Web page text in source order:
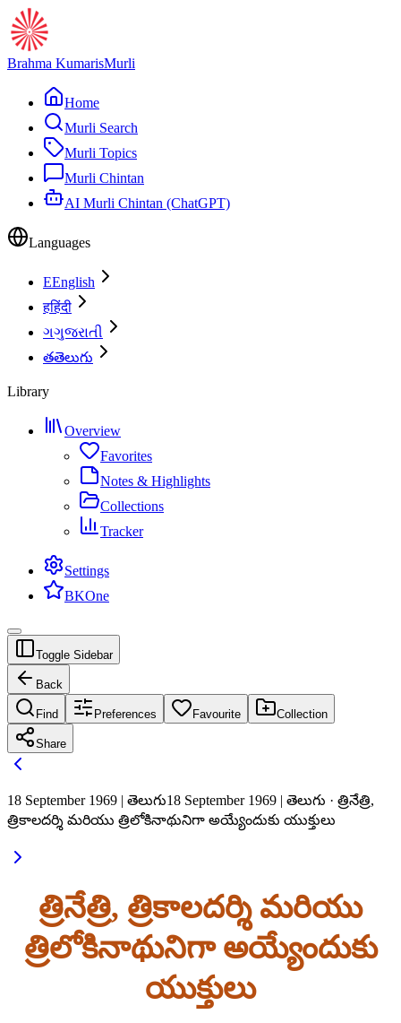
Brahma KumarisMurli
Home
Murli Search
Murli Topics
Murli Chintan
AI Murli Chintan (ChatGPT)
Languages
EEnglish
हहिंदी
ગગુજરાતી
తతెలుగు
Library
Overview
Favorites
Notes & Highlights
Collections
Tracker
Settings
BKOne
Toggle Sidebar
Back
Find Preferences Favourite Collection
Share
18 September 1969 | తెలుగు18 September 1969 | తెలుగు · త్రినేత్రి,
త్రికాలదర్శి మరియు త్రిలోకినాథునిగా అయ్యేందుకు యుక్తులు
త్రినేత్రి, త్రికాలదర్శి మరియు
త్రిలోకినాథునిగా అయ్యేందుకు
యుక్తులు